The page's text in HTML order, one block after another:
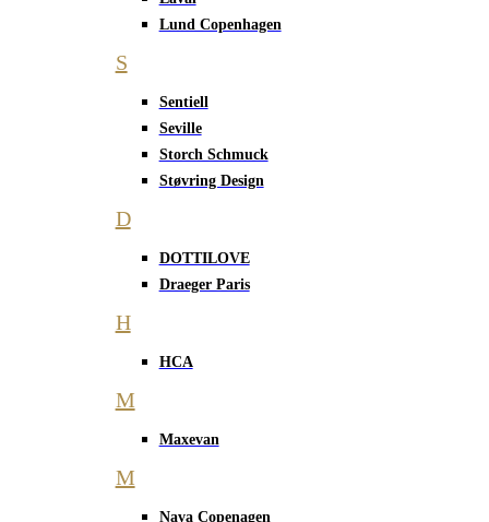
Lund Copenhagen
S
Sentiell
Seville
Storch Schmuck
Støvring Design
D
DOTTILOVE
Draeger Paris
H
HCA
M
Maxevan
M
Nava Copenagen